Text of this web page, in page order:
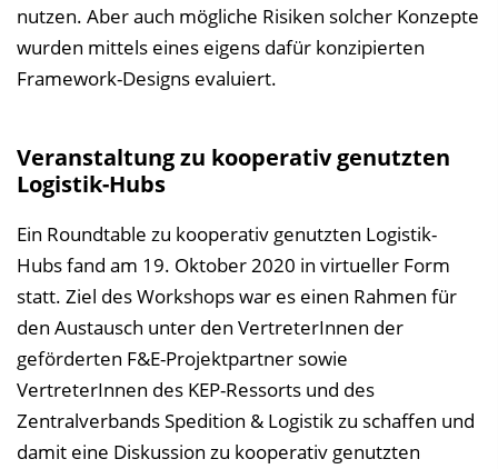
nutzen. Aber auch mögliche Risiken solcher Konzepte
wurden mittels eines eigens dafür konzipierten
Framework-Designs evaluiert.
Veranstaltung zu kooperativ genutzten
Logistik-Hubs
Ein Roundtable zu kooperativ genutzten Logistik-
Hubs fand am 19. Oktober 2020 in virtueller Form
statt. Ziel des Workshops war es einen Rahmen für
den Austausch unter den VertreterInnen der
geförderten F&E-Projektpartner sowie
VertreterInnen des KEP-Ressorts und des
Zentralverbands Spedition & Logistik zu schaffen und
damit eine Diskussion zu kooperativ genutzten